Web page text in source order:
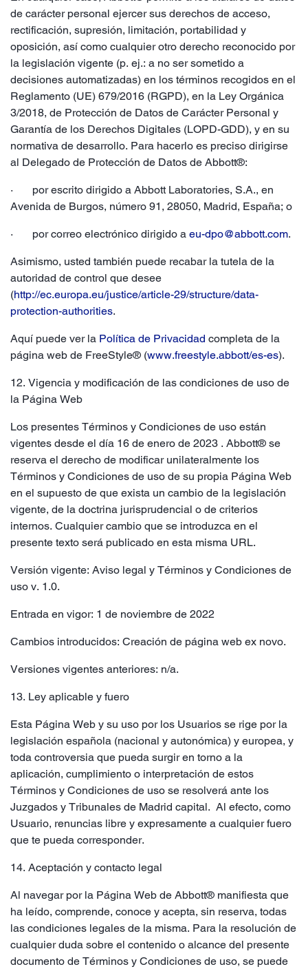
de carácter personal ejercer sus derechos de acceso,
rectificación, supresión, limitación, portabilidad y
oposición, así como cualquier otro derecho reconocido por
la legislación vigente (p. ej.: a no ser sometido a
decisiones automatizadas) en los términos recogidos en el
Reglamento (UE) 679/2016 (RGPD), en la Ley Orgánica
3/2018, de Protección de Datos de Carácter Personal y
Garantía de los Derechos Digitales (LOPD-GDD), y en su
normativa de desarrollo. Para hacerlo es preciso dirigirse
al Delegado de Protección de Datos de Abbott®:
· por escrito dirigido a Abbott Laboratories, S.A., en
Avenida de Burgos, número 91, 28050, Madrid, España; o
· por correo electrónico dirigido a eu-dpo@abbott.com.
Asimismo, usted también puede recabar la tutela de la
autoridad de control que desee
(http://ec.europa.eu/justice/article-29/structure/data-
protection-authorities.
Aquí puede ver la Política de Privacidad completa de la
página web de FreeStyle® (www.freestyle.abbott/es-es).
12. Vigencia y modificación de las condiciones de uso de
la Página Web
Los presentes Términos y Condiciones de uso están
vigentes desde el día 16 de enero de 2023 . Abbott® se
reserva el derecho de modificar unilateralmente los
Términos y Condiciones de uso de su propia Página Web
en el supuesto de que exista un cambio de la legislación
vigente, de la doctrina jurisprudencial o de criterios
internos. Cualquier cambio que se introduzca en el
presente texto será publicado en esta misma URL.
Versión vigente: Aviso legal y Términos y Condiciones de
uso v. 1.0.
Entrada en vigor: 1 de noviembre de 2022
Cambios introducidos: Creación de página web ex novo.
Versiones vigentes anteriores: n/a.
13. Ley aplicable y fuero
Esta Página Web y su uso por los Usuarios se rige por la
legislación española (nacional y autonómica) y europea, y
toda controversia que pueda surgir en torno a la
aplicación, cumplimiento o interpretación de estos
Términos y Condiciones de uso se resolverá ante los
Juzgados y Tribunales de Madrid capital. Al efecto, como
Usuario, renuncias libre y expresamente a cualquier fuero
que te pueda corresponder.
14. Aceptación y contacto legal
Al navegar por la Página Web de Abbott® manifiesta que
ha leído, comprende, conoce y acepta, sin reserva, todas
las condiciones legales de la misma. Para la resolución de
cualquier duda sobre el contenido o alcance del presente
documento de Términos y Condiciones de uso, se puede